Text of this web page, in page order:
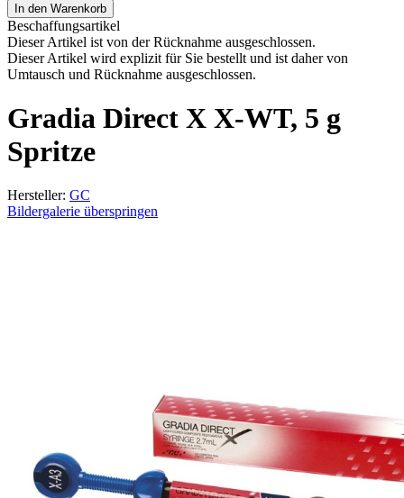
In den Warenkorb
Beschaffungsartikel
Dieser Artikel ist von der Rücknahme ausgeschlossen.
Dieser Artikel wird explizit für Sie bestellt und ist daher von
Umtausch und Rücknahme ausgeschlossen.
Gradia Direct X X-WT, 5 g
Spritze
Hersteller: GC
Bildergalerie überspringen